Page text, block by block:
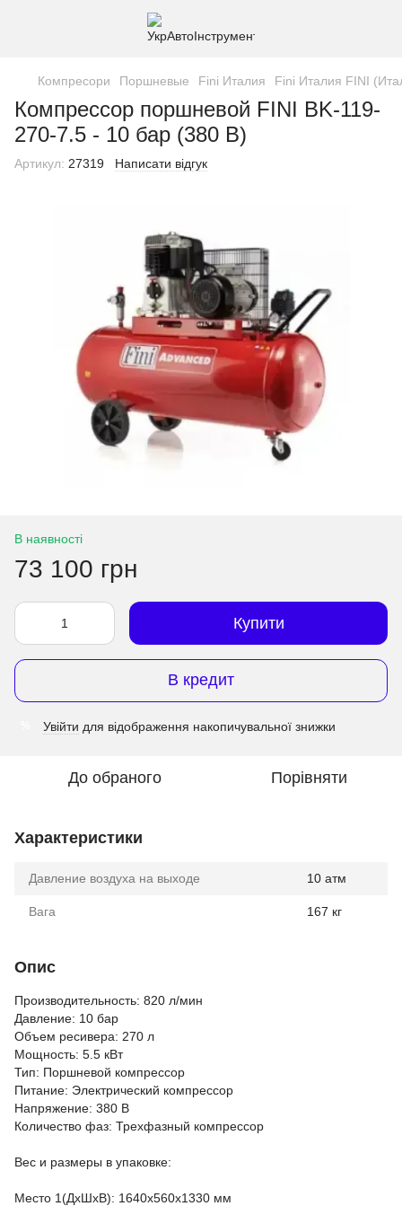
Компресори Поршневые Fini Италия Fini Италия FINI
Компрессор поршневой FINI BK-119-
270-7.5 - 10 бар (380 В)
Артикул: 27319 Написати відгук
В наявності
73 100 грн
Купити
В кредит
Увійти для відображення накопичувальної знижки
До обраного Порівняти
Характеристики
Давление воздуха на выходе 10 атм
Вага 167 кг
Опис
Производительность: 820 л/мин
Давление: 10 бар
Объем ресивера: 270 л
Мощность: 5.5 кВт
Тип: Поршневой компрессор
Питание: Электрический компрессор
Напряжение: 380 В
Количество фаз: Трехфазный компрессор
Вес и размеры в упаковке:
Место 1(ДхШхВ): 1640х560х1330 мм